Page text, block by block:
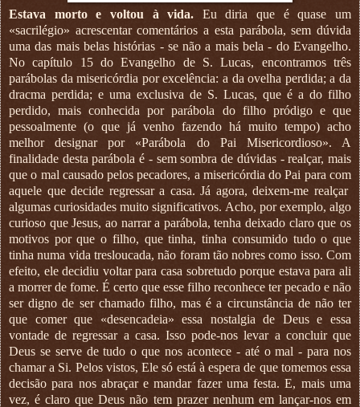
Estava morto e voltou à vida. Eu diria que é quase um
«sacrilégio» acrescentar comentários a esta parábola, sem dúvida
uma das mais belas histórias - se não a mais bela - do Evangelho.
No capítulo 15 do Evangelho de S. Lucas, encontramos três
parábolas da misericórdia por excelência: a da ovelha perdida; a da
dracma perdida; e uma exclusiva de S. Lucas, que é a do filho
perdido, mais conhecida por parábola do filho pródigo e que
pessoalmente (o que já venho fazendo há muito tempo) acho
melhor designar por «Parábola do Pai Misericordioso». A
finalidade desta parábola é - sem sombra de dúvidas - realçar, mais
que o mal causado pelos pecadores, a misericórdia do Pai para com
aquele que decide regressar a casa. Já agora, deixem-me realçar
algumas curiosidades muito significativos. Acho, por exemplo, algo
curioso que Jesus, ao narrar a parábola, tenha deixado claro que os
motivos por que o filho, que tinha, tinha consumido tudo o que
tinha numa vida tresloucada, não foram tão nobres como isso. Com
efeito, ele decidiu voltar para casa sobretudo porque estava para ali
a morrer de fome. É certo que esse filho reconhece ter pecado e não
ser digno de ser chamado filho, mas é a circunstância de não ter
que comer que «desencadeia» essa nostalgia de Deus e essa
vontade de regressar a casa. Isso pode-nos levar a concluir que
Deus se serve de tudo o que nos acontece - até o mal - para nos
chamar a Si. Pelos vistos, Ele só está à espera de que tomemos essa
decisão para nos abraçar e mandar fazer uma festa. E, mais uma
vez, é claro que Deus não tem prazer nenhum em lançar-nos em